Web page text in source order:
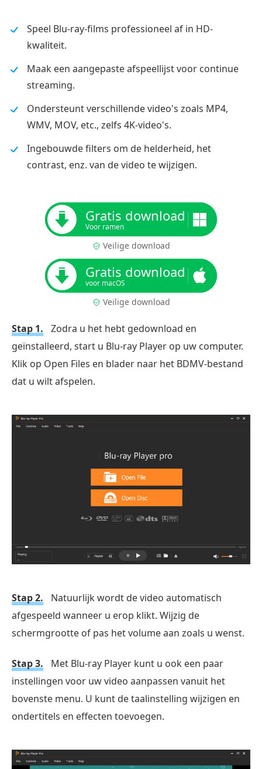
Speel Blu-ray-films professioneel af in HD-
kwaliteit.
Maak een aangepaste afspeellijst voor continue
streaming.
Ondersteunt verschillende video's zoals MP4,
WMV, MOV, etc., zelfs 4K-video's.
Ingebouwde filters om de helderheid, het
contrast, enz. van de video te wijzigen.
Gratis download
Voor ramen
Veilige download
Gratis download
voor macOS
Veilige download
Stap 1.
Zodra u het hebt gedownload en
geïnstalleerd, start u Blu-ray Player op uw computer.
Klik op Open Files en blader naar het BDMV-bestand
dat u wilt afspelen.
Stap 2.
Natuurlijk wordt de video automatisch
afgespeeld wanneer u erop klikt. Wijzig de
schermgrootte of pas het volume aan zoals u wenst.
Stap 3.
Met Blu-ray Player kunt u ook een paar
instellingen voor uw video aanpassen vanuit het
bovenste menu. U kunt de taalinstelling wijzigen en
ondertitels en effecten toevoegen.